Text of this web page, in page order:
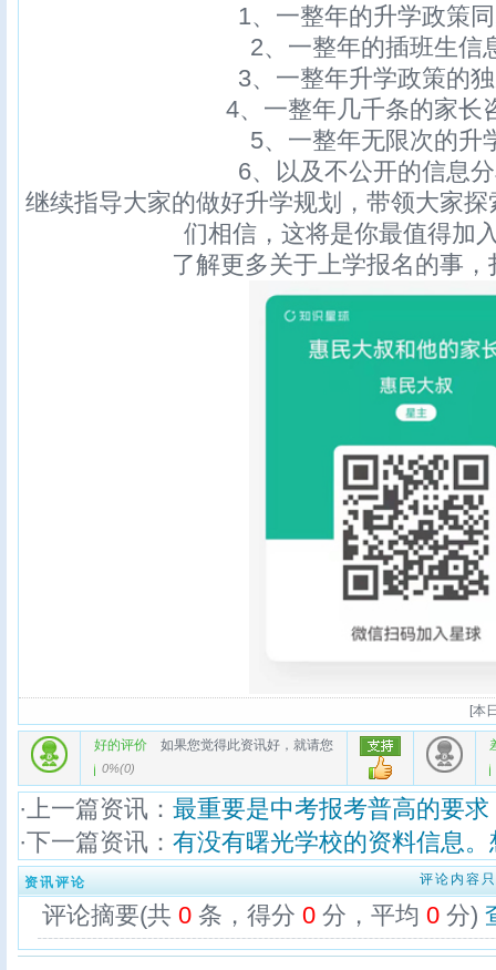
1、一整年的升学政策
2、一整年的插班生信
3、一整年升学政策的
4、一整年几千条的家长
5、一整年无限次的升
6、以及不公开的信息
继续指导大家的做好升学规划，带领大家
们相信，这将是你最值得加
了解更多关于上学报名的事
[本
好的评价 如果您觉得此资讯好，就请您
0%(0)
·上一篇资讯： 最重要是中考报考普高的要求
·下一篇资讯： 有没有曙光学校的资料信息
资讯评论 评论内容
评论摘要(共 0 条，得分 0 分，平均 0 分)